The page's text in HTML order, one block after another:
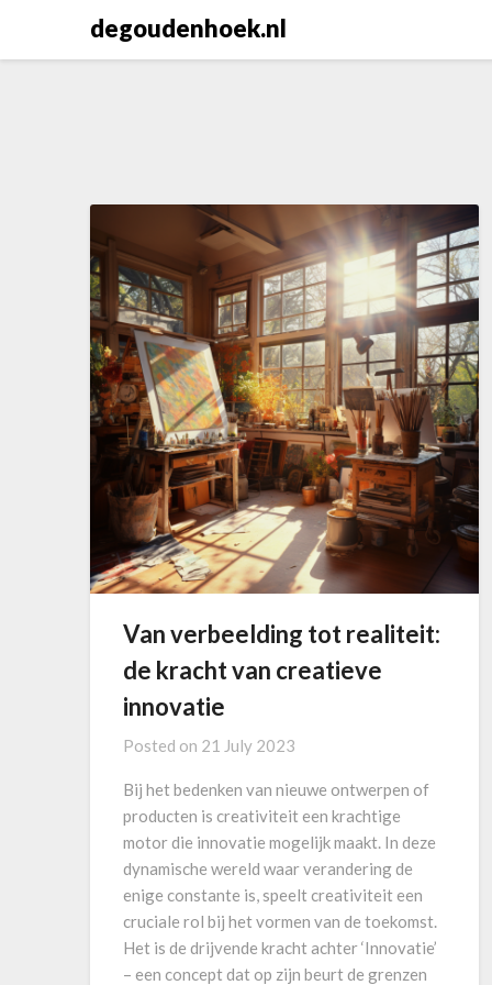
degoudenhoek.nl
Van verbeelding tot realiteit:
de kracht van creatieve
innovatie
Posted on 21 July 2023
Bij het bedenken van nieuwe ontwerpen of
producten is creativiteit een krachtige
motor die innovatie mogelijk maakt. In deze
dynamische wereld waar verandering de
enige constante is, speelt creativiteit een
cruciale rol bij het vormen van de toekomst.
Het is de drijvende kracht achter ‘Innovatie’
– een concept dat op zijn beurt de grenzen